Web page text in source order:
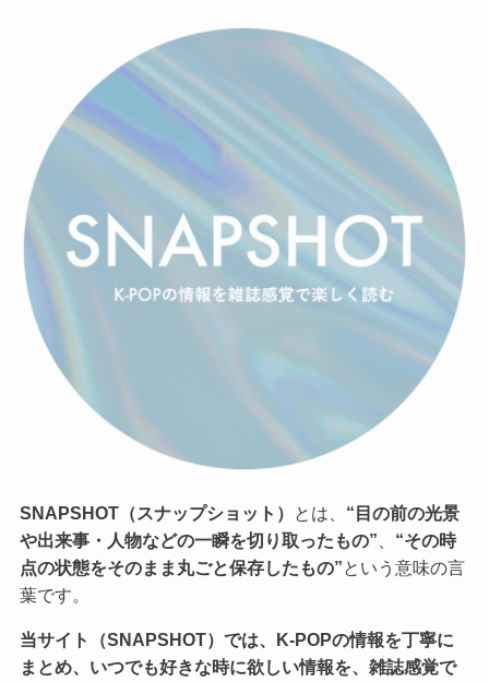
SNAPSHOT（スナップショット） とは、 “目の前の光景
や出来事・人物などの一瞬を切り取ったもの”
“その時
点の状態をそのまま丸ごと保存したもの” という意味の言
葉です。
当サイト（SNAPSHOT）では、K-POPの情報を丁寧に
まとめ、いつでも好きな時に欲しい情報を、雑誌感覚で